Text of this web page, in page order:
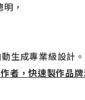
，
生成專業級設計。
者，快速製作品